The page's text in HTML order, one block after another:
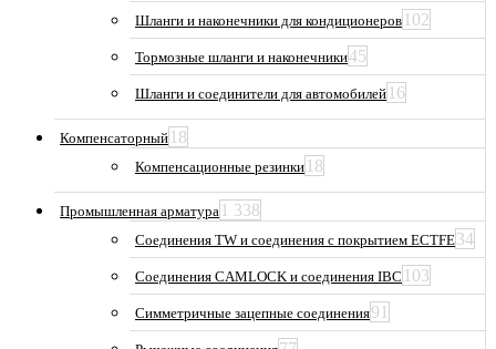
Шланги и наконечники для кондиционеров 102
Тормозные шланги и наконечники45
Шланги и соединители для автомобилей 16
Компенсаторный 18
Компенсационные резинки 18
Промышленная арматура 1 338
Соединения TW и соединения с покрытием ECTFE34
Соединения CAMLOCK и соединения IBC 103
Симметричные зацепные соединения91